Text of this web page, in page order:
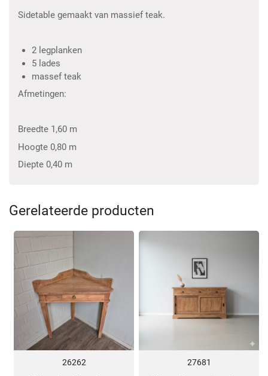
Sidetable gemaakt van massief teak.
2 legplanken
5 lades
massef teak
Afmetingen:
Breedte 1,60 m
Hoogte 0,80 m
Diepte 0,40 m
Gerelateerde producten
26262 27681